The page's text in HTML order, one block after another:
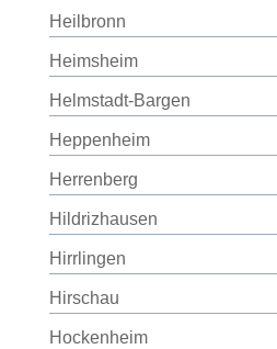
Heilbronn
Heimsheim
Helmstadt-Bargen
Heppenheim
Herrenberg
Hildrizhausen
Hirrlingen
Hirschau
Hockenheim